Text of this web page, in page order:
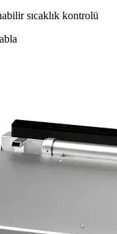
sıcaklık kontrolü